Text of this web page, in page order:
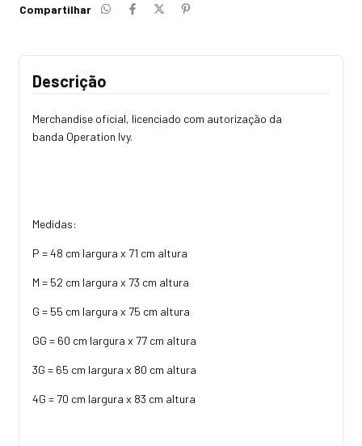
Compartilhar
Descrição
Merchandise oficial, licenciado com autorização da
banda Operation Ivy.
Medidas:
P = 48 cm largura x 71 cm altura
M = 52 cm largura x 73 cm altura
G = 55 cm largura x 75 cm altura
GG = 60 cm largura x 77 cm altura
3G = 65 cm largura x 80 cm altura
4G = 70 cm largura x 83 cm altura